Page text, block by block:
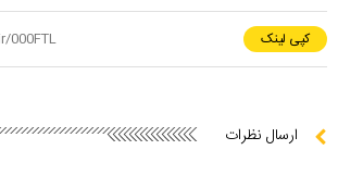
کپی لینک
ارسال نظرات